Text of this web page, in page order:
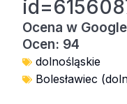
Ocena w
Ocen: 94
dolnośląskie
Bolesławiec